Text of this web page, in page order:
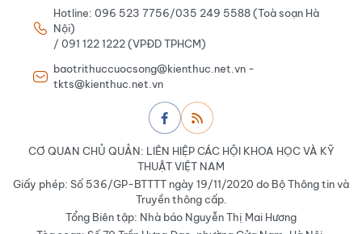
Hotline: 096 523 7756/035 249 5588 (Toà soạn Hà
Nội)
/ 091 122 1222 (VPĐD TPHCM)
baotrithuccuocsong@kienthuc.net.vn -
tkts@kienthuc.net.vn
CƠ QUAN CHỦ QUẢN: LIÊN HIỆP CÁC HỘI KHOA HỌC VÀ KỸ
THUẬT VIỆT NAM
Giấy phép: Số 536/GP-BTTTT ngày 19/11/2020 do Bộ Thông tin và
Truyền thông cấp.
Tổng Biên tập: Nhà báo Nguyễn Thị Mai Hương